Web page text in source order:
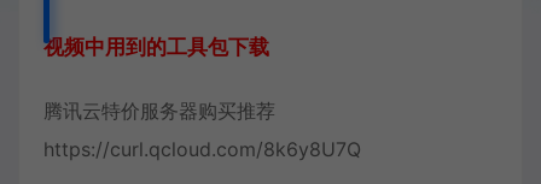
视频中用到的工具包下载
腾讯云特价服务器购买推荐
https://curl.qcloud.com/8k6y8U7Q